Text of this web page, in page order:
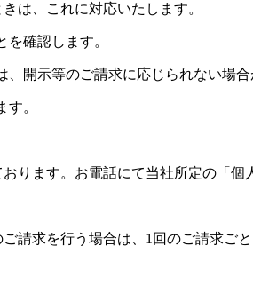
は、これに対応いたします。
確認します。
開示等のご請求に応じられない場合
。
ります。お電話にて当社所定の「個
請求を行う場合は、1回のご請求ご